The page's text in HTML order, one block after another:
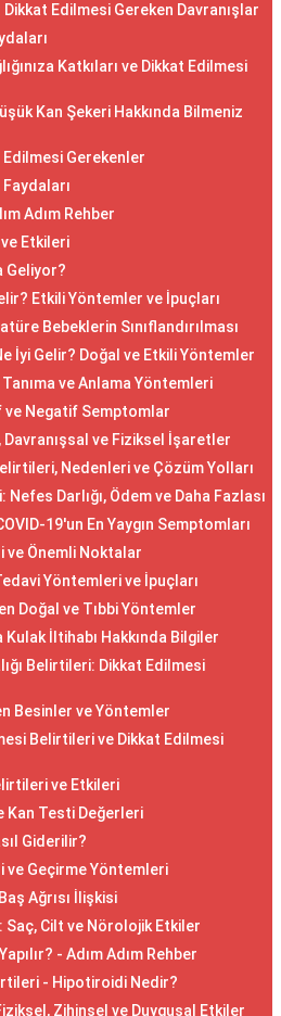
Edilmesi Gereken Davranışlar
Katkıları ve Dikkat Edilmesi
Kan Şekeri Hakkında Bilmeniz
Gerekenler
Adım Rehber
Etkileri
Geliyor?
Etkili Yöntemler ve İpuçları
Bebeklerin Sınıflandırılması
İyi Gelir? Doğal ve Etkili Yöntemler
ve Anlama Yöntemleri
Negatif Semptomlar
ve Fiziksel İşaretler
Nedenleri ve Çözüm Yolları
Darlığı, Ödem ve Daha Fazlası
19'un En Yaygın Semptomları
ve Önemli Noktalar
Yöntemleri ve İpuçları
Doğal ve Tıbbi Yöntemler
İltihabı Hakkında Bilgiler
Belirtileri: Dikkat Edilmesi
Besinler ve Yöntemler
Belirtileri ve Dikkat Edilmesi
ve Etkileri
Kan Testi Değerleri
Giderilir?
ve Geçirme Yöntemleri
Ağrısı İlişkisi
Cilt ve Nörolojik Etkiler
- Adım Adım Rehber
- Hipotiroidi Nedir?
Zihinsel ve Duygusal Etkiler